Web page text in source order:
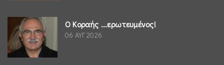
Ο Κοραής ...ερωτευμένος!
06 ΑΥΓ 2026